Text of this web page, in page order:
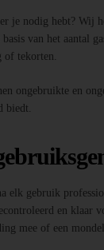
je nodig hebt? Wij
van het aantal
of tekorten.
ongebruikte en
biedt.
elk gebruik
en klaar
mee of een